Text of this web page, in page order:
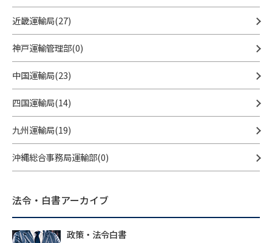
近畿運輸局(27)
神戸運輸管理部(0)
中国運輸局(23)
四国運輸局(14)
九州運輸局(19)
沖縄総合事務局運輸部(0)
法令・白書アーカイブ
政策・法令白書